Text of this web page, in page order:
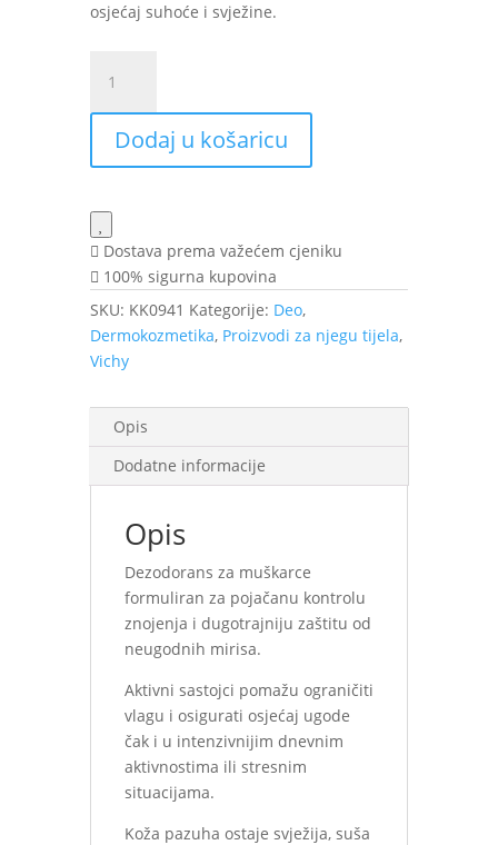
osjećaj suhoće i svježine.
Deo
Men
on
regulaciju
znojenja
72h
50
ml
količina
Dodaj u košaricu
Dostava prema važećem cjeniku
100% sigurna kupovina
SKU: KK0941 Kategorije: Deo,
Dermokozmetika, Proizvodi za njegu tijela,
Vichy
Opis
Dodatne informacije
Opis
Dezodorans za muškarce
formuliran za pojačanu kontrolu
znojenja i dugotrajniju zaštitu od
neugodnih mirisa.
Aktivni sastojci pomažu ograničiti
vlagu i osigurati osjećaj ugode
čak i u intenzivnijim dnevnim
aktivnostima ili stresnim
situacijama.
Koža pazuha ostaje svježija, suša